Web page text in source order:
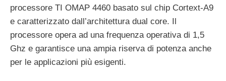
processore TI OMAP 4460 basato sul chip Cortext-A9
e caratterizzato dall’architettura dual core. Il
processore opera ad una frequenza operativa di 1,5
Ghz e garantisce una ampia riserva di potenza anche
per le applicazioni più esigenti.